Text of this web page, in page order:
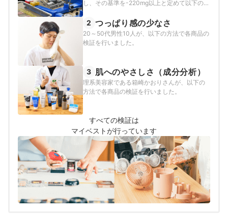
し、その基準を-220mg以上と定めて以下の方
2 つっぱり感の少なさ
20～50代男性10人が、以下の方法で各商品の
検証を行いました。
3 肌へのやさしさ（成分分析）
理系美容家である箱崎かおりさんが、以下の
方法で各商品の検証を行いました。
すべての検証は
マイベストが行っています